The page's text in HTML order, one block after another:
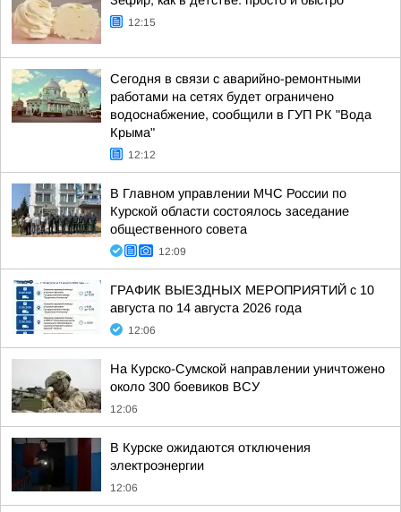
12:15
Сегодня в связи с аварийно-ремонтными
работами на сетях будет ограничено
водоснабжение, сообщили в ГУП РК "Вода
Крыма"
12:12
В Главном управлении МЧС России по
Курской области состоялось заседание
общественного совета
12:09
ГРАФИК ВЫЕЗДНЫХ МЕРОПРИЯТИЙ с 10
августа по 14 августа 2026 года
12:06
На Курско-Сумской направлении уничтожено
около 300 боевиков ВСУ
12:06
В Курске ожидаются отключения
электроэнергии
12:06